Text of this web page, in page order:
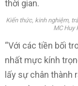
Kiến thức, kinh nghiệm,
MC Huy
“Với các tiền bối
nhất mực kính
lấy sự chân thành